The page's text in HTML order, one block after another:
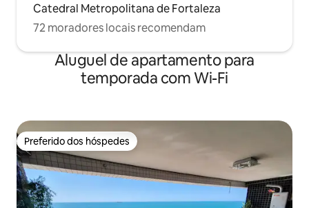
Catedral Metropolitana de Fortaleza
72 moradores locais recomendam
Aluguel de apartamento para
temporada com Wi-Fi
Preferido dos hóspedes
Preferido dos hóspedes